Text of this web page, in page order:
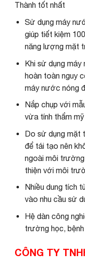
Thành tốt nhất
Sử dụng máy
giúp tiết kiệm
năng lượng mặt
Khi sử dụng
hoàn toàn nguy
máy nước nóng
Nắp chụp với
vừa tính thẩm
Do sử dụng mặt
để tái tạo nên
ngoài môi
thiện với môi
Nhiều dung tích
vào nhu cầu sử
Hệ dàn công
trường học, bệnh
CÔNG TY